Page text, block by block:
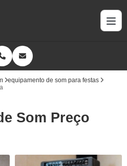
equipamento de som para festas
Som Preço